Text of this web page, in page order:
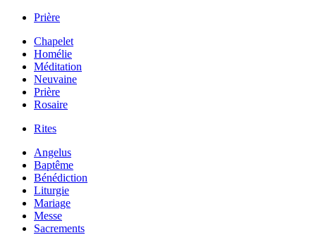
Prière
Chapelet
Homélie
Méditation
Neuvaine
Prière
Rosaire
Rites
Angelus
Baptême
Bénédiction
Liturgie
Mariage
Messe
Sacrements